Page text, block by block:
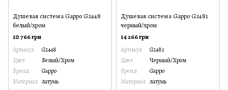
Душевая система Gappo G2448
белый/хром
10 766 грн
Артикул
G2448
Цвет
Белый/Хром
Бренд
Gappo
Материал латунь
Душевая система Gappo G2481
черный/хром
14 266 грн
Артикул
G2481
Цвет
Черный/Хром
Бренд
Gappo
Материал латунь